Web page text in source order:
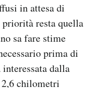
in attesa di
resta quella
sa fare stime
prima di
dalla
2,6 chilometri